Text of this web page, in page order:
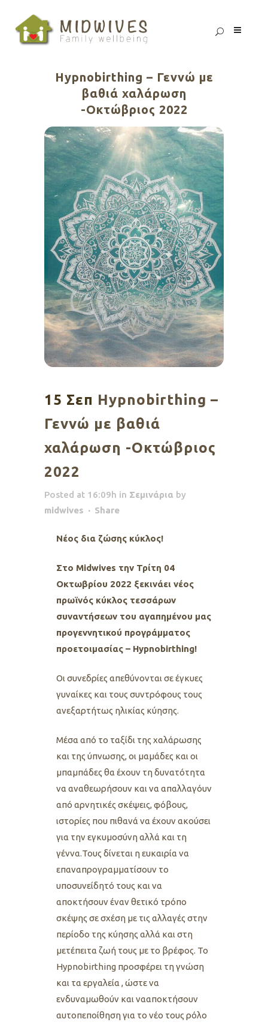
Hypnobirthing – Γεννώ με
βαθιά χαλάρωση
-Οκτώβριος 2022
15 Σεπ Hypnobirthing –
Γεννώ με βαθιά
χαλάρωση -Οκτώβριος
2022
Posted at 16:09h in Σεμινάρια by
midwives
Share
Νέος δια ζώσης κύκλος!
Στο Midwives την Τρίτη 04
Οκτωβρίου 2022 ξεκινάει νέος
πρωϊνός κύκλος τεσσάρων
συναντήσεων του αγαπημένου μας
προγεννητικού προγράμματος
προετοιμασίας – Hypnobirthing!
Oι συνεδρίες απεθύνονται σε έγκυες
γυναίκες και τους συντρόφους τους
ανεξαρτήτως ηλικίας κύησης.
Μέσα από το ταξίδι της χαλάρωσης
και της ύπνωσης, οι μαμάδες και οι
μπαμπάδες θα έχουν τη δυνατότητα
να αναθεωρήσουν και να απαλλαγόυν
από αρνητικές σκέψεις, φόβους,
ιστορίες που πιθανά να έχουν ακούσει
για την εγκυμοσύνη αλλά και τη
γέννα.Τους δίνεται η ευκαιρία να
επαναπρογραμματίσουν το
υποσυνείδητό τους και να
αποκτήσουν έναν θετικό τρόπο
σκέψης σε σχέση με τις αλλαγές στην
περίοδο της κύησης αλλά και στη
μετέπειτα ζωή τους με το βρέφος. Το
Hypnobirthing προσφέρει τη γνώση
και τα εργαλεία , ώστε να
ενδυναμωθούν και νααποκτήσουν
αυτοπεποίθηση για το νέο τους ρόλο